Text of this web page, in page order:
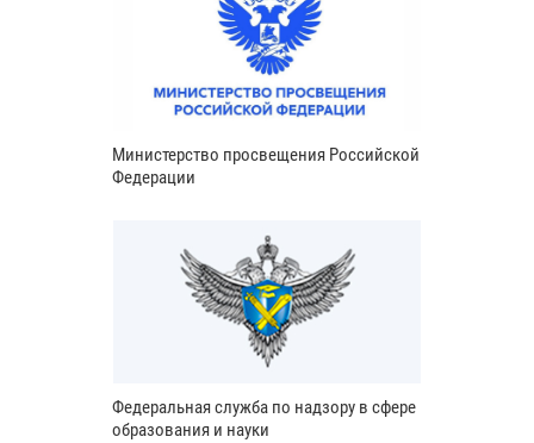
Министерство просвещения Российской
Федерации
Федеральная служба по надзору в сфере
образования и науки